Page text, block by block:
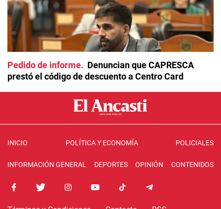
Pedido de informe
Denuncian que CAPRESCA
prestó el código de descuento a Centro Card
INICIO POLÍTICA Y ECONOMÍA POLICIALES
INFORMACIÓN GENERAL DEPORTES OPINIÓN CONTENIDOS